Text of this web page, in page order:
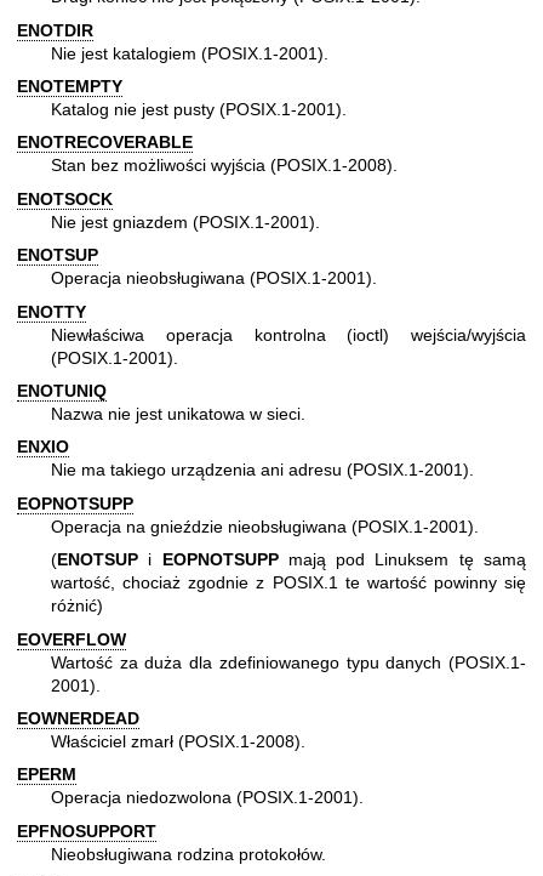
ENOTDIR
Nie jest katalogiem (POSIX.1-2001).
ENOTEMPTY
Katalog nie jest pusty (POSIX.1-2001).
ENOTRECOVERABLE
Stan bez możliwości wyjścia (POSIX.1-2008).
ENOTSOCK
Nie jest gniazdem (POSIX.1-2001).
ENOTSUP
Operacja nieobsługiwana (POSIX.1-2001).
ENOTTY
Niewłaściwa operacja kontrolna (ioctl) wejścia/wyjścia
(POSIX.1-2001).
ENOTUNIQ
Nazwa nie jest unikatowa w sieci.
ENXIO
Nie ma takiego urządzenia ani adresu (POSIX.1-2001).
EOPNOTSUPP
Operacja na gnieździe nieobsługiwana (POSIX.1-2001).
(ENOTSUP i EOPNOTSUPPmają pod Linuksem tę samą
wartość, chociaż zgodnie z POSIX.1 te wartość powinny się
różnić)
EOVERFLOW
Wartość za duża dla zdefiniowanego typu danych (POSIX.1-
2001).
EOWNERDEAD
Właściciel zmarł (POSIX.1-2008).
EPERM
Operacja niedozwolona (POSIX.1-2001).
EPFNOSUPPORT
Nieobsługiwana rodzina protokołów.